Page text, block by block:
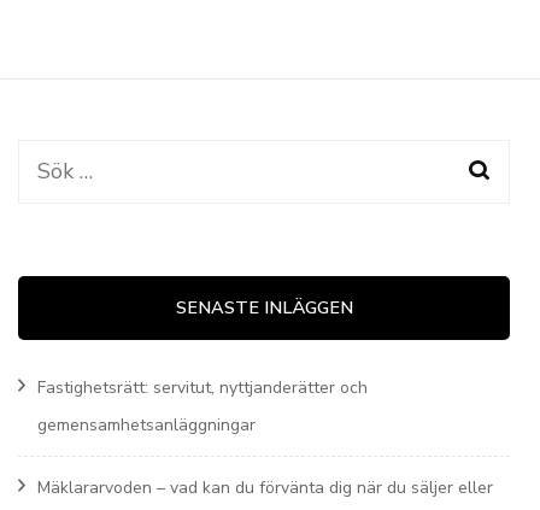
Sök
SENASTE INLÄGGEN
Fastighetsrätt: servitut, nyttjanderätter och
gemensamhetsanläggningar
Mäklararvoden – vad kan du förvänta dig när du säljer eller